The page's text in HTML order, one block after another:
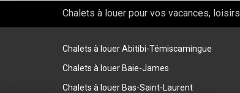
Chalets à louer pour vos vacances,
Chalets à louer Abitibi-Témiscamingue
Chalets à louer Baie-James
Chalets à louer Bas-Saint-Laurent